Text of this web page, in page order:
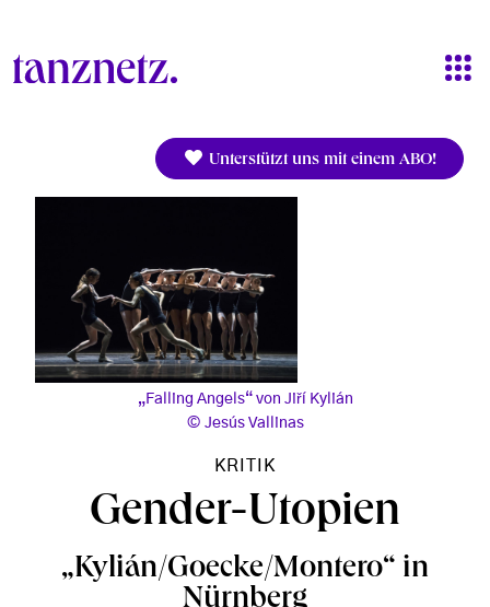
Unterstützt uns mit einem ABO!
„Falling Angels“ von Jiří Kylián
Jesús Vallinas
KRITIK
Gender-Utopien
„Kylián/Goecke/Montero“ in